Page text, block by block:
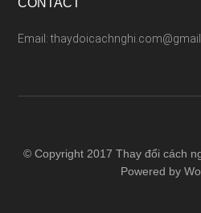
CONTACT
Email:
© Copyright 2017 Thay đổi cách
Powered by